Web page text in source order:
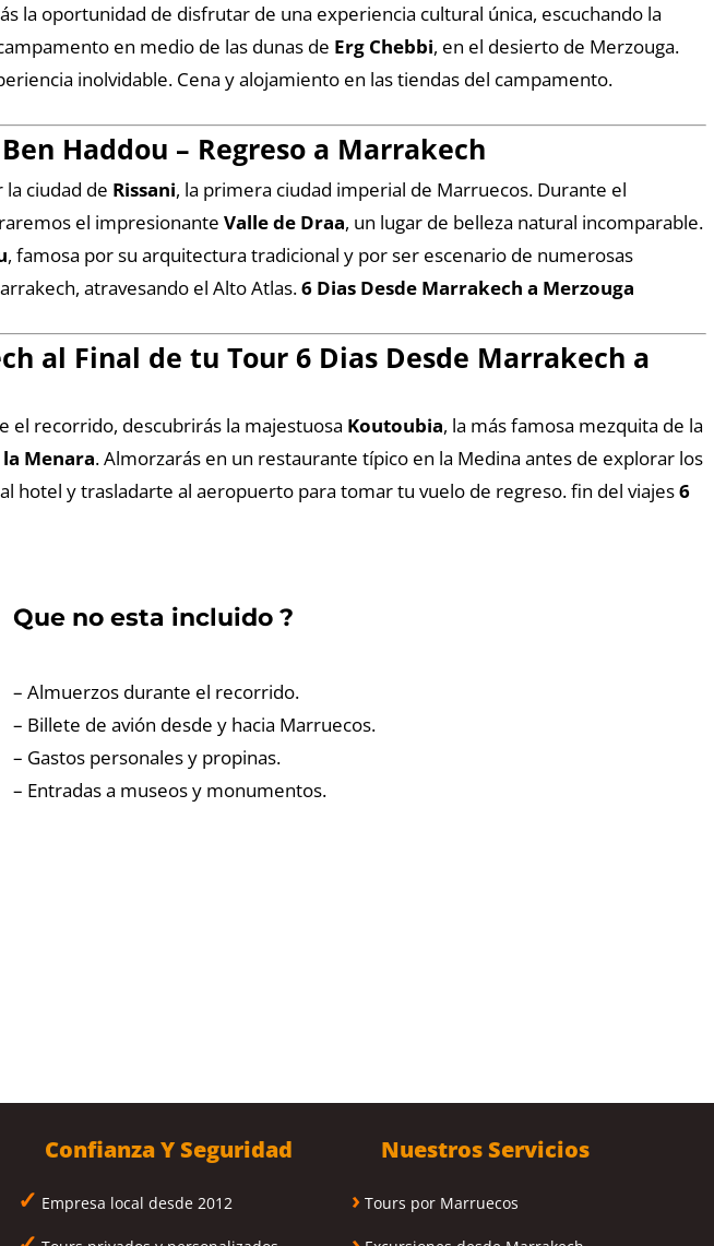
la oportunidad de disfrutar de una experiencia cultural única, escuchando la
en medio de las dunas de Erg Chebbi, en el desierto de Merzouga.
inolvidable. Cena y alojamiento en las tiendas del campamento.
Haddou – Regreso a Marrakech
ciudad de Rissani, la primera ciudad imperial de Marruecos. Durante el
el impresionanteValle de Draa, un lugar de belleza natural incomparable.
, famosa por su arquitectura tradicional y por ser escenario de numerosas
atravesando el Alto Atlas.6 Dias Desde Marrakech a Merzouga
al Final de tu Tour 6 Dias Desde Marrakech a
el recorrido, descubrirás la majestuosa Koutoubia, la más famosa mezquita de la
Menara. Almorzarás en un restaurante típico en la Medina antes de explorar los
hotel y trasladarte al aeropuerto para tomar tu vuelo de regreso. fin del viajes6
Que no esta incluido ?
– Almuerzos durante el recorrido.
– Billete de avión desde y hacia Marruecos.
– Gastos personales y propinas.
– Entradas a museos y monumentos.
Confianza Y Seguridad
✓ Empresa local desde 2012
Nuestros Servicios
› Tours por Marruecos